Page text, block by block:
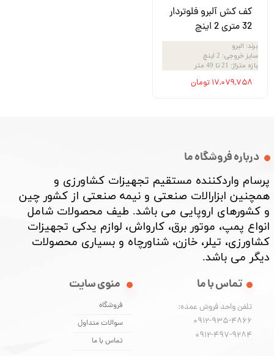
کف کش آلبرو فلوتردار
32 متری 2 اینچ
برند: البرو
سایز خروجی: 2 اینچ
بازه متراژ: 21 تا 49 متر
۱۷,۰۷۹,۷۵۸ تومان
درباره فروشگاه ما
پرسام واردکننده مستقیم تجهیزات کشاورزی و
همچنین ابزارالات صنعتی و نیمه صنعتی از کشور چین
و کشورهای اروپایی می باشد. طیف محصولات شامل
انواع پمپ، موتور برق، کارواش، لوازم یدکی تجهیزات
کشاورزی، تیلر، خازن، شناورچاه و بسیاری محصولات
دیگر می باشد. ​​​​​​​
منوی سایت
فروشگاه
سوالات متداول
تماس با ما
تماس با ما
تلفن واحد فروش عمده:
0912-935-4866
​​​​​​​0912-497-9284